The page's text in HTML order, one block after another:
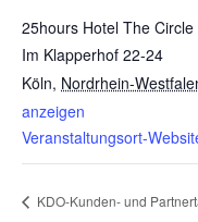
25hours Hotel The Circle
Im Klapperhof 22-24
Köln, Nordrhein-
anzeigen
Veranstaltungsort-
KDO-Kunden- und